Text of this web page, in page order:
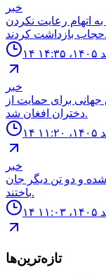
خبر
هفته اخير بيش از ١٠ زن را به اتهام رعايت نكردن
حجاب بازداشت كردند.
خبر
براى حمايت از
دختران افغان شد.
خبر
و دو تن ديگر جان
باختند.
تازه‌ترین‌ها